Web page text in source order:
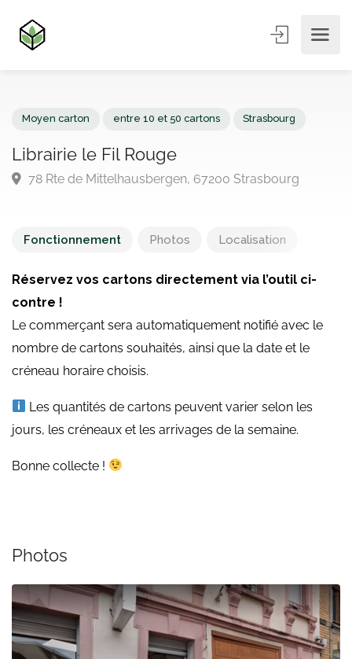
Librairie le Fil Rouge
Fonctionnement Photos Localisation
Réservez vos cartons directement via l’outil ci-
contre !
Le commerçant sera automatiquement notifié avec le
nombre de cartons souhaités, ainsi que la date et le
créneau horaire choisis.
Les quantités de cartons peuvent varier selon les
jours, les créneaux et les arrivages de la semaine.
Bonne collecte !
Photos